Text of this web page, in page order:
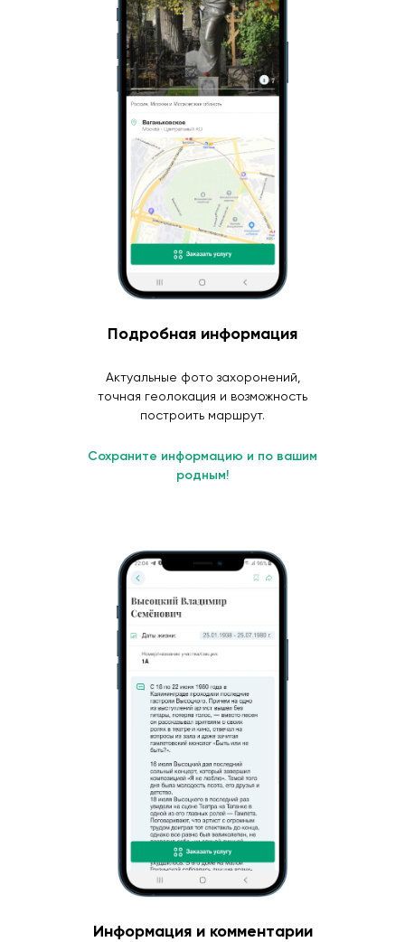
Подробная информация
Актуальные фото захоронений,
точная геолокация и возможность
построить маршрут.
Сохраните информацию и по вашим
родным!
Информация и комментарии